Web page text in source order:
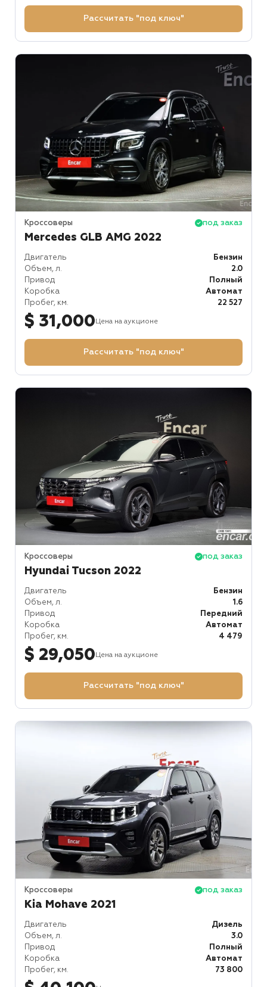
Рассчитать "под ключ"
Кроссоверы под заказ
Mercedes GLB AMG 2022
Двигатель
Бензин
Объем, л.
2.0
Привод
Полный
Коробка
Автомат
Пробег, км.
22 527
$ 31,000 Цена на аукционе
Рассчитать "под ключ"
Кроссоверы под заказ
Hyundai Tucson 2022
Двигатель
Бензин
Объем, л.
1.6
Привод
Передний
Коробка
Автомат
Пробег, км.
4 479
$ 29,050 Цена на аукционе
Рассчитать "под ключ"
Кроссоверы под заказ
Kia Mohave 2021
Двигатель
Дизель
Объем, л.
3.0
Привод
Полный
Коробка
Автомат
Пробег, км.
73 800